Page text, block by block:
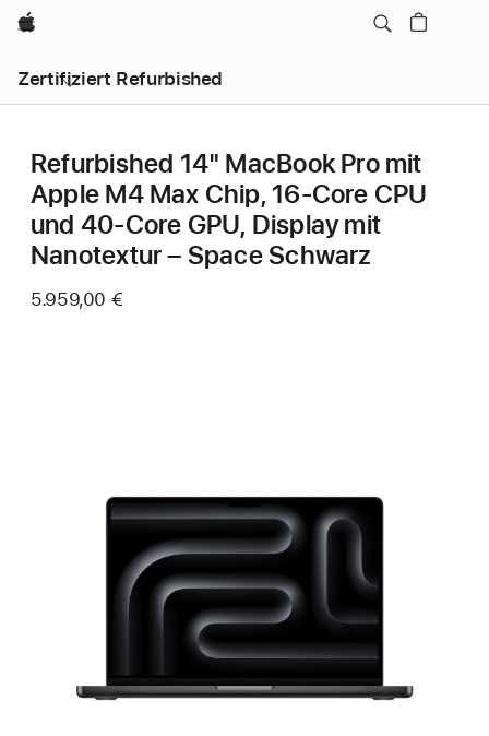
Apple
Zertifiziert Refurbished
Refurbished 14" MacBook Pro mit
Apple M4 Max Chip, 16‑Core CPU
und 40‑Core GPU, Display mit
Nanotextur – Space Schwarz
5.959,00 €